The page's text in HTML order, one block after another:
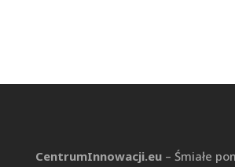
CentrumInnowacji.eu– Śmiałe